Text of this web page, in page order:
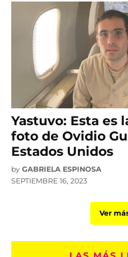
Yastuvo: Esta es
foto de Ovidio
Estados Unidos
by GABRIELA ESPINOSA
SEPTIEMBRE 16, 2023
Ver